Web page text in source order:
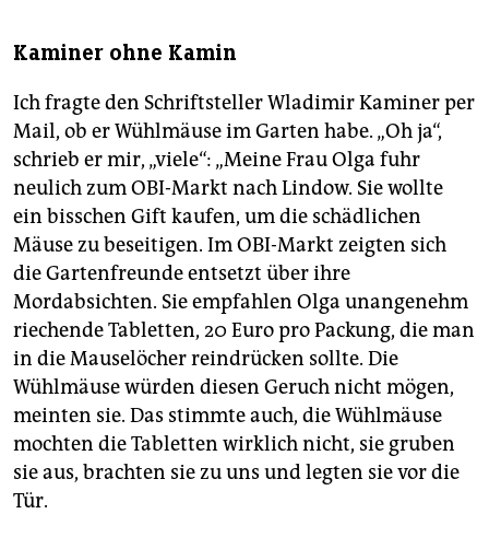
Kaminer ohne Kamin
Ich fragte den Schriftsteller Wladimir Kaminer per
Mail, ob er Wühlmäuse im Garten habe. „Oh ja“,
schrieb er mir, „viele“: „Meine Frau Olga fuhr
neulich zum OBI-Markt nach Lindow. Sie wollte
ein bisschen Gift kaufen, um die schädlichen
Mäuse zu beseitigen. Im OBI-Markt zeigten sich
die Gartenfreunde entsetzt über ihre
Mordabsichten. Sie empfahlen Olga unangenehm
riechende Tabletten, 20 Euro pro Packung, die man
in die Mauselöcher reindrücken sollte. Die
Wühlmäuse würden diesen Geruch nicht mögen,
meinten sie. Das stimmte auch, die Wühlmäuse
mochten die Tabletten wirklich nicht, sie gruben
sie aus, brachten sie zu uns und legten sie vor die
Tür.